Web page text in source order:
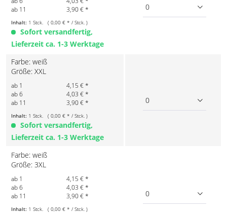
ab 11
3,90 € *
Inhalt: 1 Stck. ( 0,00 € * / Stck. )
Sofort versandfertig,
Lieferzeit ca. 1-3 Werktage
0
Farbe: weiß
Größe: XXL
ab 1
4,15 € *
ab 6
4,03 € *
ab 11
3,90 € *
Inhalt: 1 Stck. ( 0,00 € * / Stck. )
Sofort versandfertig,
Lieferzeit ca. 1-3 Werktage
0
Farbe: weiß
Größe: 3XL
ab 1
4,15 € *
ab 6
4,03 € *
ab 11
3,90 € *
Inhalt: 1 Stck. ( 0,00 € * / Stck. )
0